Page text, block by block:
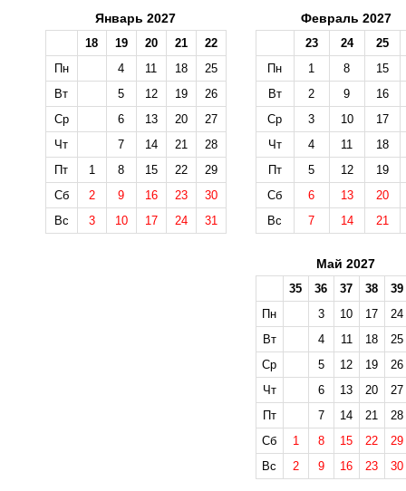
Январь 2027
18 19 20 21
22
Пн
4 11 18
25
Вт
5 12 19
26
Ср
6 13 20
27
Чт
7 14 21
28
Пт
1 8 15 22
29
Сб
2 9 16 23
30
Вс
3 10 17 24 31
Февраль 2027
23 24
25
Пн
1 8
15
Вт
2 9
16
Ср
3 10
17
Чт
4 11
18
Пт
5 12
19
Сб
6 13
20
Вс
7 14 21
Май 2027
35 36 37 38
39
Пн
3 10 17
24
Вт
4 11 18
25
Ср
5 12 19
26
Чт
6 13 20
27
Пт
7 14 21
28
Сб
1 8 15 22
29
Вс
2 9 16 23 30